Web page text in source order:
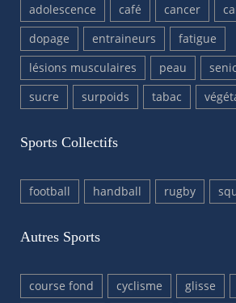
adolescence café cancer
dopage
entraineurs
fatigue
lésions musculaires
peau
sucre
surpoids tabac
Sports Collectifs
football handball rugby
Autres Sports
course fond cyclisme glisse